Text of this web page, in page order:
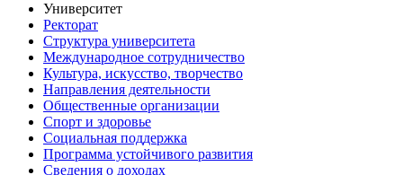
Университет
Ректорат
Структура университета
Международное сотрудничество
Культура, искусство, творчество
Направления деятельности
Общественные организации
Спорт и здоровье
Социальная поддержка
Программа устойчивого развития
Сведения о доходах